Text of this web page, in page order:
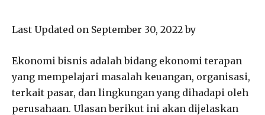
Last Updated on September 30, 2022 by
Ekonomi bisnis adalah bidang ekonomi terapan
yang mempelajari masalah keuangan, organisasi,
terkait pasar, dan lingkungan yang dihadapi oleh
perusahaan. Ulasan berikut ini akan dijelaskan